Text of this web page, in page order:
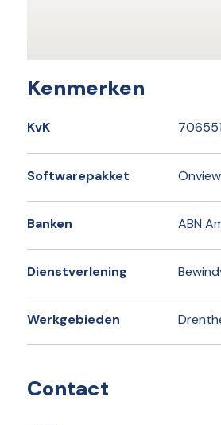
Kenmerken
KvK
Softwarepakket Onview
Banken ABN
Dienstverlening
Werkgebieden
Contact